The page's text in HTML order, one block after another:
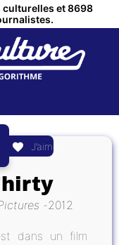
culturelles et 8698
J’aime
2012
dans un film